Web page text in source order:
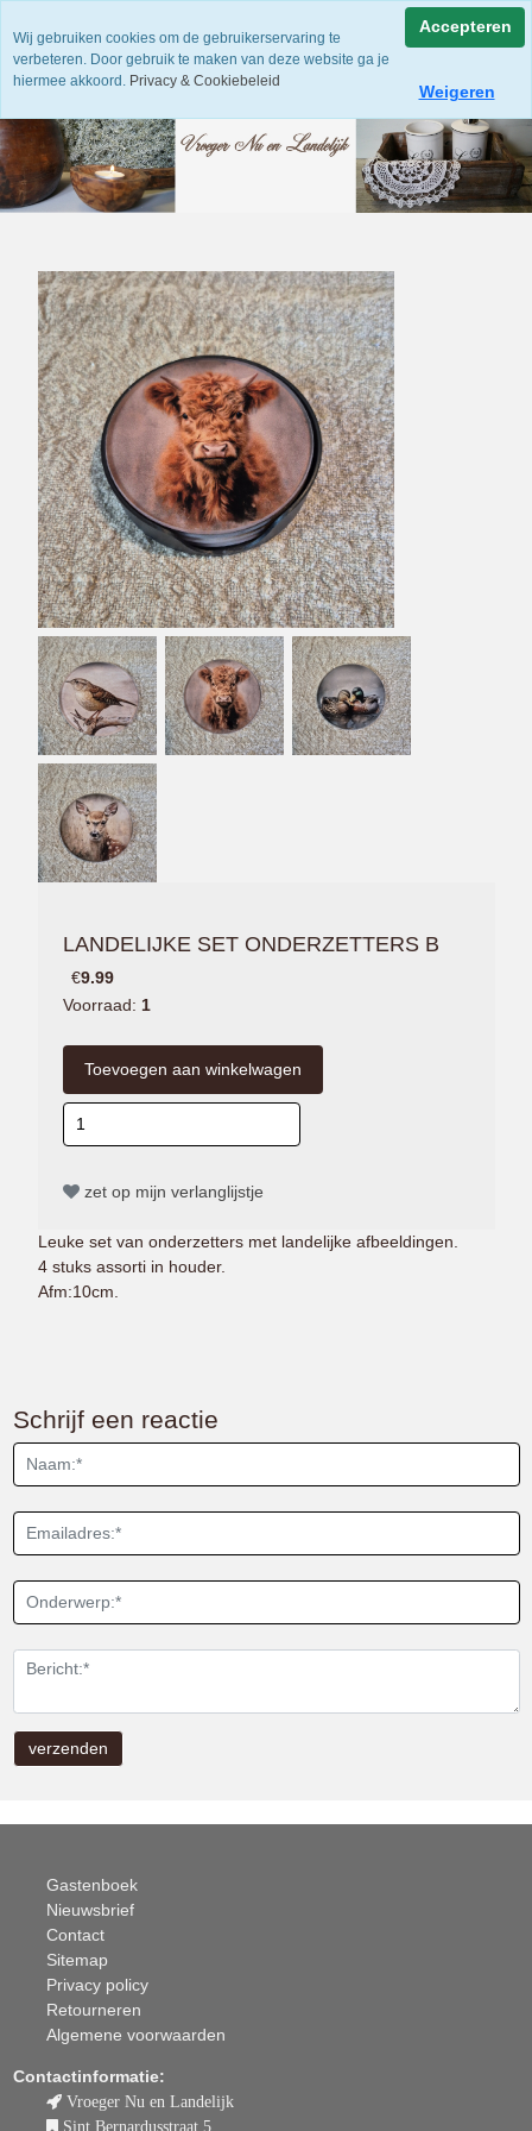
LANDELIJKE SET ONDERZETTERS B
€9.99
Voorraad: 1
zet op mijn verlanglijstje
Leuke set van onderzetters met landelijke afbeeldingen.
4 stuks assorti in houder.
Afm:10cm.
Schrijf een reactie
Gastenboek
Nieuwsbrief
Contact
Sitemap
Privacy policy
Retourneren
Algemene voorwaarden
Contactinformatie:
Vroeger Nu en Landelijk
Sint Bernardusstraat 5
Wij gebruiken cookies om de gebruikerservaring te
verbeteren. Door gebruik te maken van deze website ga je
hiermee akkoord. Privacy & Cookiebeleid
Accepteren
Weigeren